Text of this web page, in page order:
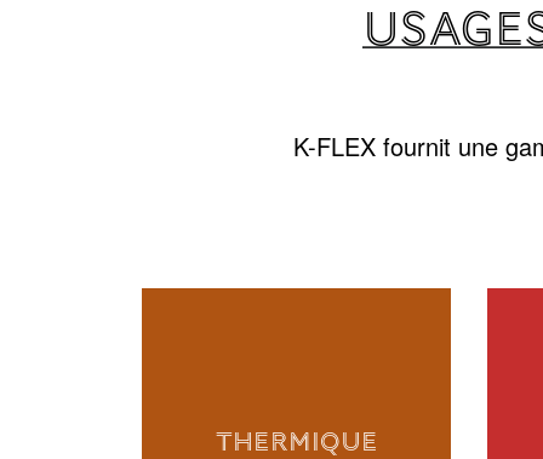
K-FLEX fournit une
THERMIQUE